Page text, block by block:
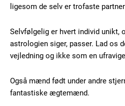
Praesent euismod ac
Ut mollis pellentesque tortor
Donec quis est ac felis
Orci varius natoque dolor
ligesom de selv er trofaste
Selvfølgelig er hvert individ unikt,
astrologien siger, passer. Lad os
vejledning og ikke som en
Også mænd født under andre
fantastiske ægtemænd.